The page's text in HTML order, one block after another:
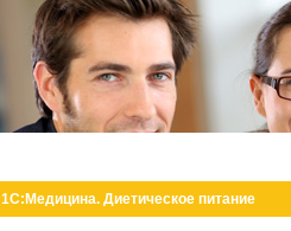
1С:Медицина. Диетическое питание